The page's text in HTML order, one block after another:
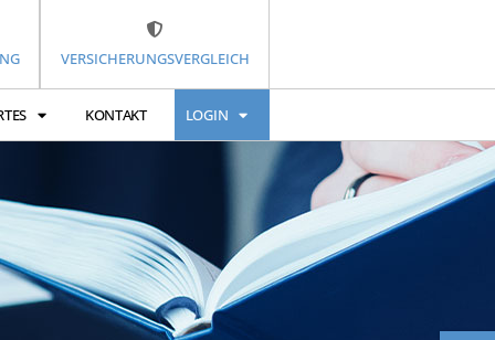
VERSICHERUNGSVERGLEICH
KONTAKT LOGIN